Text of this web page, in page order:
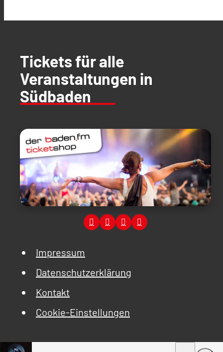
Tickets für alle
Veranstaltungen in
Südbaden
Impressum
Datenschutzerklärung
Kontakt
Cookie-Einstellungen